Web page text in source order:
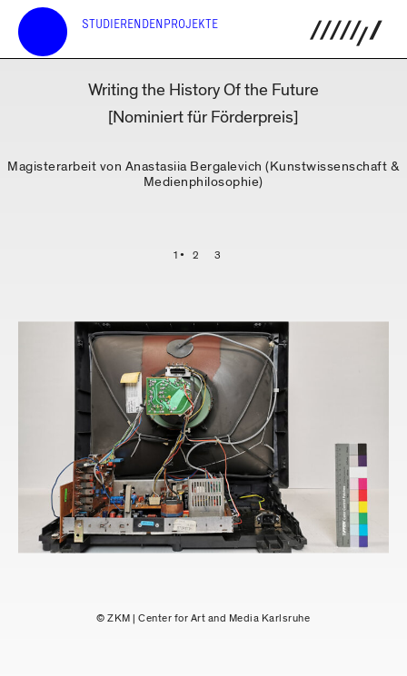
STUDIERENDENPROJEKTE
Writing the History Of the Future
[Nominiert für Förderpreis]
Magisterarbeit von Anastasiia Bergalevich (Kunstwissenschaft &
Medienphilosophie)
1 2 3
© ZKM | Center for Art and Media Karlsruhe